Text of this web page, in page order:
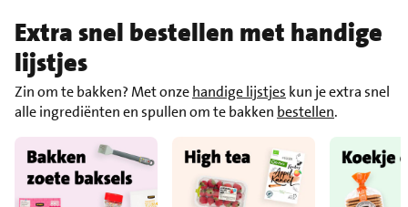
Extra snel bestellen met handige
lijstjes
Zin om te bakken? Met onzehandige lijstjes kun je extra snel
alle ingrediënten en spullen om te bakken bestellen.